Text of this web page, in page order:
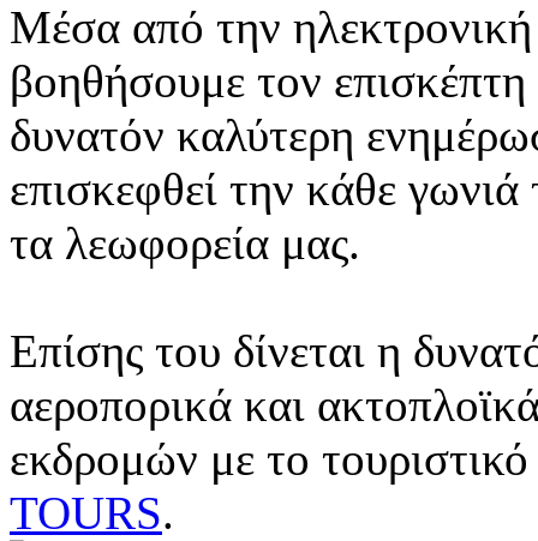
Μέσα από την ηλεκτρονική
βοηθήσουμε τον
δυνατόν καλύτερη
επισκεφθεί την κάθε
τα λεωφορεία μας.
Επίσης του δίνεται η
αεροπορικά και
εκδρομών με το
TOURS.